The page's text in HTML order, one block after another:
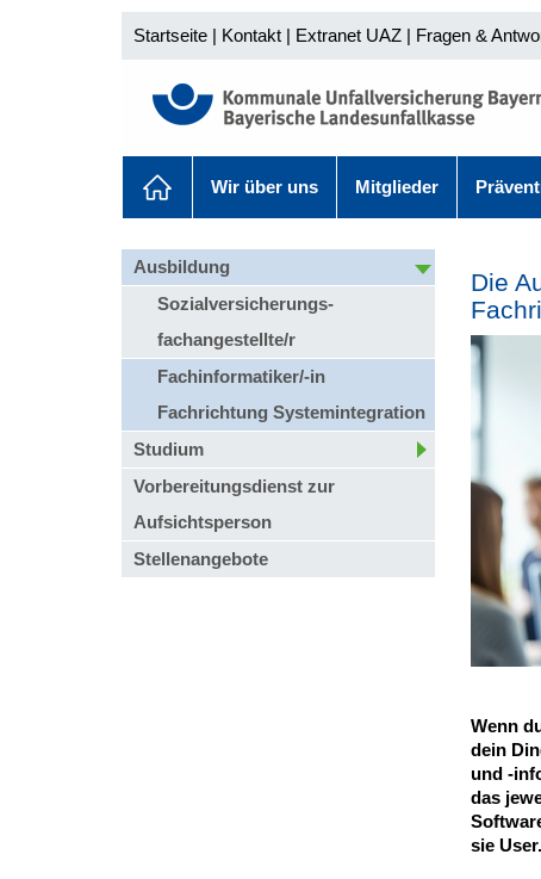
Startseite | Kontakt | Extranet UAZ | Fragen &
Wir über uns Mitglieder
Ausbildung
Sozialversicherungs-
fachangestellte/r
Fachinformatiker/-in
Fachrichtung Systemintegration
Studium
Vorbereitungsdienst zur
Aufsichtsperson
Stellenangebote
Die
Wenn
dein
und -
das
sie User.